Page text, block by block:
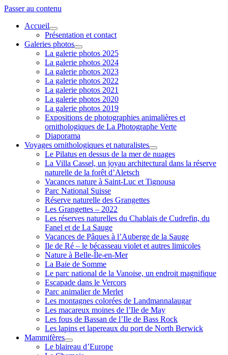
Passer au contenu
Accueil
ouvrir
menu
Présentation et contact
Galeries photos
ouvrir
menu
La galerie photos 2025
La galerie photos 2024
La galerie photos 2023
La galerie photos 2022
La galerie photos 2021
La galerie photos 2020
La galerie photos 2019
Expositions de photographies animalières et
ornithologiques de La Photographe Verte
Diaporama
Voyages ornithologiques et naturalistes
ouvrir
menu
Le Pilatus en dessus de la mer de nuages
La Villa Cassel, un joyau architectural dans la réserve
naturelle de la forêt d’Aletsch
Vacances nature à Saint-Luc et Tignousa
Parc National Suisse
Réserve naturelle des Grangettes
Les Grangettes – 2022
Les réserves naturelles du Chablais de Cudrefin, du
Fanel et de La Sauge
Vacances de Pâques à l’Auberge de la Sauge
Ile de Ré – le bécasseau violet et autres limicoles
Nature à Belle-Île-en-Mer
La Baie de Somme
Le parc national de la Vanoise, un endroit magnifique
Escapade dans le Vercors
Parc animalier de Merlet
Les montagnes colorées de Landmannalaugar
Les macareux moines de l’Ile de May
Les fous de Bassan de l’Ile de Bass Rock
Les lapins et lapereaux du port de North Berwick
Mammifères
ouvrir
menu
Le blaireau d’Europe